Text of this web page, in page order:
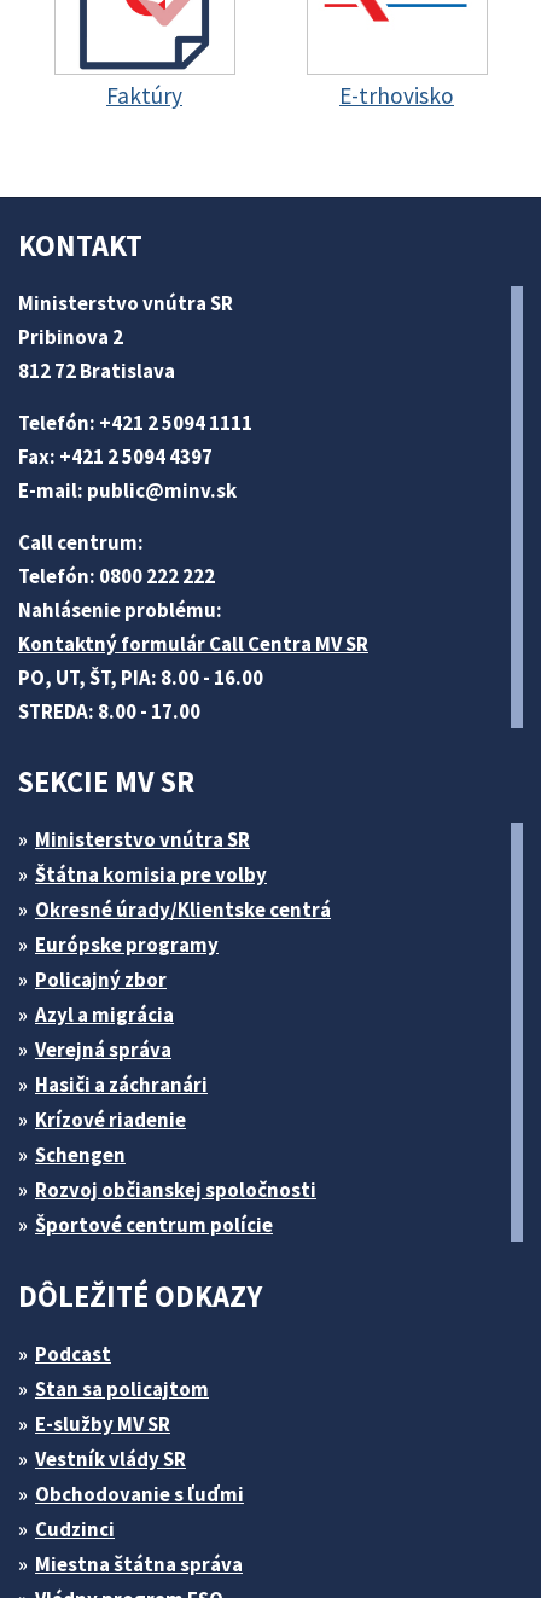
Faktúry E-trhovisko
KONTAKT
Ministerstvo vnútra SR
Pribinova 2
812 72 Bratislava
Telefón: +421 2 5094 1111
Fax: +421 2 5094 4397
E-mail: public@minv.sk
Call centrum:
Telefón: 0800 222 222
Nahlásenie problému:
Kontaktný formulár Call Centra MV SR
PO, UT, ŠT, PIA: 8.00 - 16.00
STREDA: 8.00 - 17.00
SEKCIE MV SR
Ministerstvo vnútra SR
Štátna komisia pre volby
Okresné úrady/Klientske centrá
Európske programy
Policajný zbor
Azyl a migrácia
Verejná správa
Hasiči a záchranári
Krízové riadenie
Schengen
Rozvoj občianskej spoločnosti
Športové centrum polície
DÔLEŽITÉ ODKAZY
Podcast
Stan sa policajtom
E-služby MV SR
Vestník vlády SR
Obchodovanie s ľuďmi
Cudzinci
Miestna štátna správa